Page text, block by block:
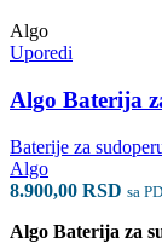
Algo
Uporedi
Algo Baterija
Baterije za
Algo
8.900,00 RSD sa
Algo Baterija za